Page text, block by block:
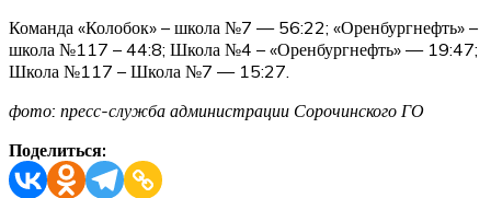
Команда «Колобок» – школа №7 — 56:22; «Оренбургнефть» –
школа №117 – 44:8; Школа №4 – «Оренбургнефть» — 19:47;
Школа №117 – Школа №7 — 15:27.
фото: пресс-служба администрации Сорочинского ГО
Поделиться: